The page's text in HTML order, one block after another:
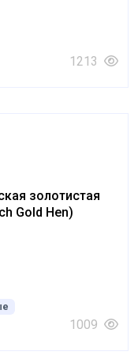
1213
золотистая
(Czech Gold Hen)
1009